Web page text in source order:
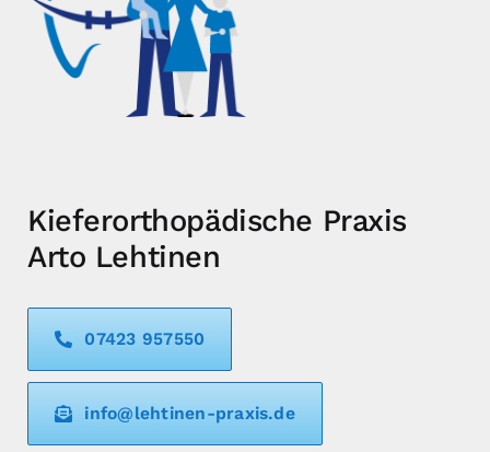
Kieferorthopädische Praxis
Arto Lehtinen
07423 957550
info@lehtinen-praxis.de